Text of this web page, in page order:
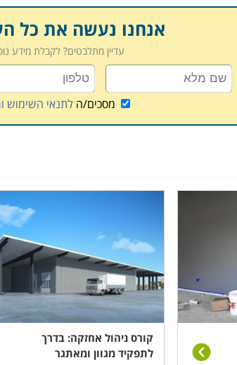
משפיעות על היבטים אחרים בפרויקט. הידע
וכן את היכולת לפתח טכניקות עבודה.
לשם הפעלת הפרויקט. זאת באופן, אשר
מקסימאלי. קורס ניהול פרויקטים
העומדים לרשות הפרויקט בהתאם לתכנית
מתאימים הן למהנדסים והן לאדריכלים
התעסוקה. הקורס דורש רקע כלשהו בתחום
ומטרות מוגדרים ולהקפיד על כללי ונהלי
הנדרש לשם ארגון נכון של הפרויקט
מועברים שיעורים והרצאות בתחומי
אנשי הצוות, נהלי בטיחות, היבטים
אנחנו נעשה את כל
עדיין מתלבטים? לקבלת מידע
מסכים/הלתנאי השימוש
קורס ניהול אחזקה: בדרך
לתפקיד מגוון ומאתגר